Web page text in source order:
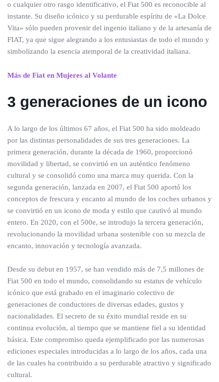
o cualquier otro rasgo identificativo, el Fiat 500 es reconocible al
instante. Su diseño icónico y su perdurable espíritu de «La Dolce
Vita» sólo pueden provenir del ingenio italiano y de la artesanía de
FIAT, ya que sigue alegrando a los entusiastas de todo el mundo y
simbolizando la esencia atemporal de la creatividad italiana.
Más de Fiat en Mujeres al Volante
3 generaciones de un icono
A lo largo de los últimos 67 años, el Fiat 500 ha sido moldeado
por las distintas personalidades de sus tres generaciones. La
primera generación, durante la década de 1960, proporcionó
movilidad y libertad, se convirtió en un auténtico fenómeno
cultural y se consolidó como una marca muy querida. Con la
segunda generación, lanzada en 2007, el Fiat 500 aportó los
conceptos de frescura y encanto al mundo de los coches urbanos y
se convirtió en un icono de moda y estilo que cautivó al mundo
entero. En 2020, con el 500e, se introdujo la tercera generación,
revolucionando la movilidad urbana sostenible con su mezcla de
encanto, innovación y tecnología avanzada.
Desde su debut en 1957, se han vendido más de 7,5 millones de
Fiat 500 en todo el mundo, consolidando su estatus de vehículo
icónico que está grabado en el imaginario colectivo de
generaciones de conductores de diversas edades, gustos y
nacionalidades. El secreto de su éxito mundial reside en su
continua evolución, al tiempo que se mantiene fiel a su identidad
básica. Este compromiso queda ejemplificado por las numerosas
ediciones especiales introducidas a lo largo de los años, cada una
de las cuales ha contribuido a su perdurable atractivo y significado
cultural.